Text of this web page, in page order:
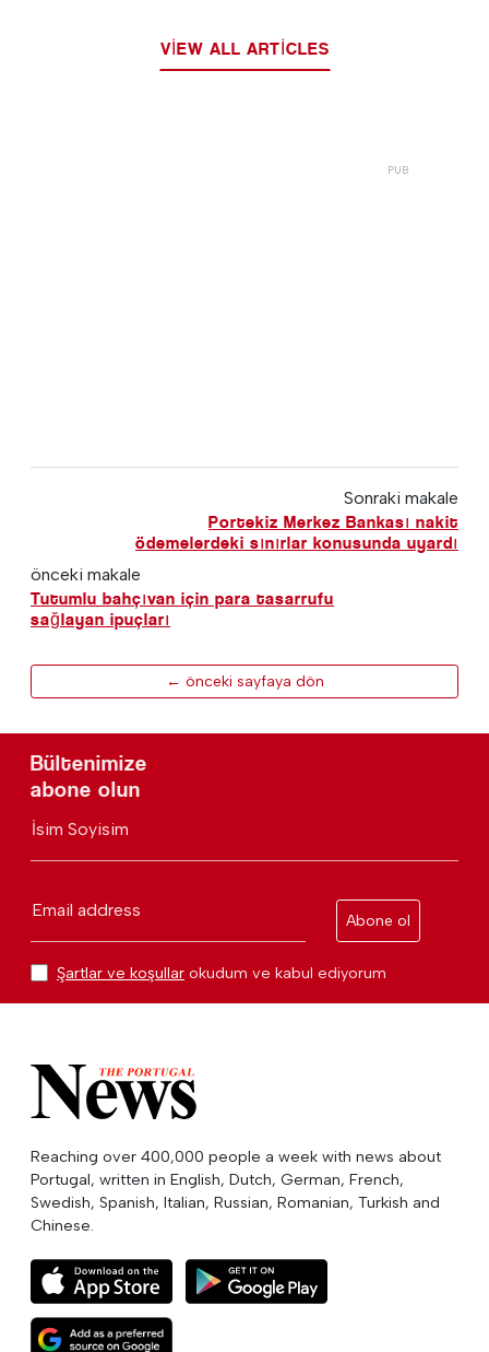
VIEW ALL ARTICLES
Sonraki makale
Portekiz Merkez Bankası nakit
ödemelerdeki sınırlar konusunda uyardı
önceki makale
Tutumlu bahçıvan için para tasarrufu
sağlayan ipuçları
← önceki sayfaya dön
Bültenimize
abone olun
İsim Soyisim
Email address
Abone ol
Şartlar ve koşullar okudum ve kabul ediyorum
Reaching over 400,000 people a week with news about
Portugal, written in English, Dutch, German, French,
Swedish, Spanish, Italian, Russian, Romanian, Turkish and
Chinese.